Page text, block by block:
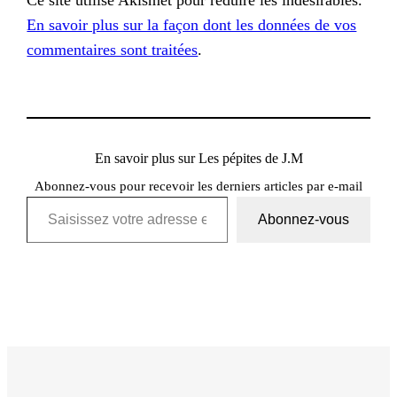
En savoir plus sur la façon dont les données de vos
commentaires sont traitées.
En savoir plus sur Les pépites de J.M
Abonnez-vous pour recevoir les derniers articles par e-mail
Saisissez votre adresse e-mail…
Abonnez-vous